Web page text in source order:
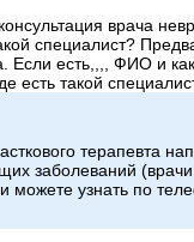
врача
специалист?
есть,,,, ФИО и
есть такой
терапевта
заболеваний
можете узнать по